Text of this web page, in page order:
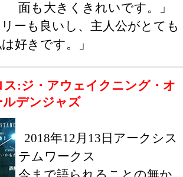
面も大きくきれいです。」
リーも良いし、主人公がとても
好きです。」
ス:ジ・アウェイクニング・オ
ルデンジャズ
2018年12月13日アークシス
テムワークス